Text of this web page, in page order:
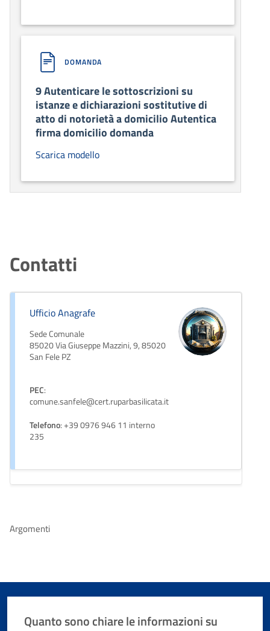
DOMANDA
9 Autenticare le sottoscrizioni su
istanze e dichiarazioni sostitutive di
atto di notorietà a domicilio Autentica
firma domicilio domanda
Scarica modello
Contatti
Ufficio Anagrafe
Sede Comunale
85020 Via Giuseppe Mazzini, 9, 85020
San Fele PZ
PEC:
comune.sanfele@cert.ruparbasilicata.it
Telefono: +39 0976 946 11 interno
235
Argomenti
Quanto sono chiare le informazioni su